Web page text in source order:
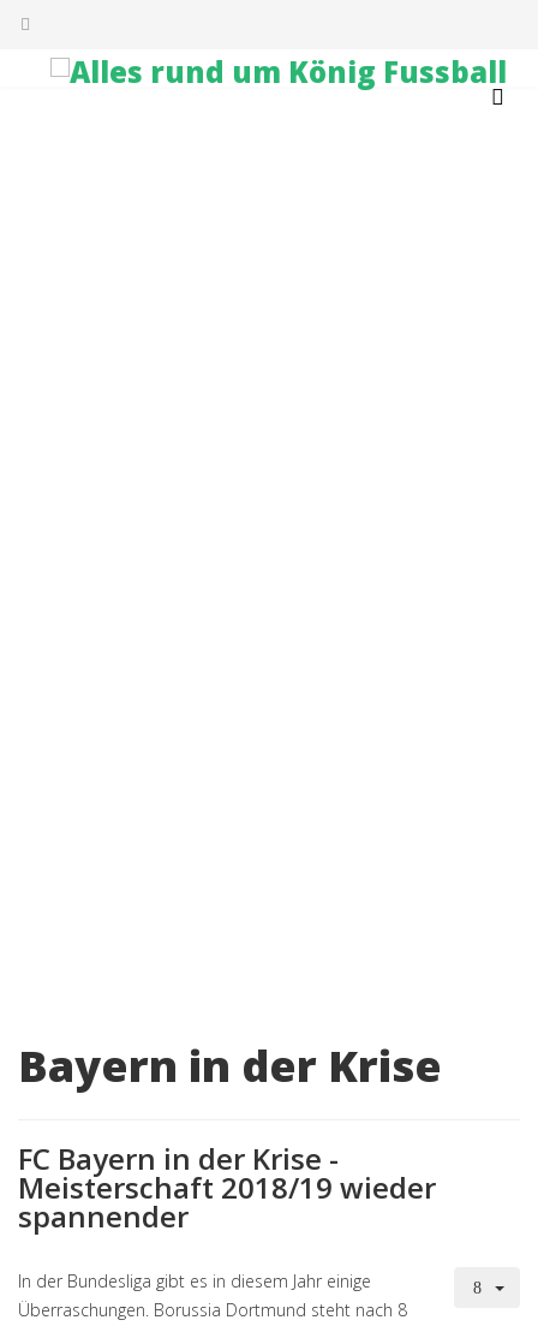
Bayern in der Krise
FC Bayern in der Krise -
Meisterschaft 2018/19 wieder
spannender
In der Bundesliga gibt es in diesem Jahr einige
Überraschungen. Borussia Dortmund steht nach 8